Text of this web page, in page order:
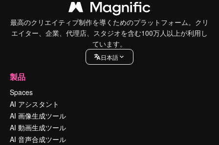
最高のクリエイティブ制作を導くためのプラットフォーム。クリ
エイター、企業、代理店、スタジオを含む100万人以上が利用し
ています。
日本語
製品
Spaces
AI アシスタント
AI 画像生成ツール
AI 動画生成ツール
AI 音声合成ツール